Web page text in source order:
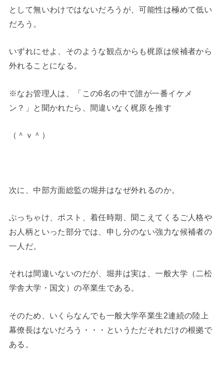
として無いわけではないだろうが、可能性は極めて低い
だろう。
いずれにせよ、そのような観点からも梶原は候補者から
外れることになる。
※なお管理人は、「この6名の中で誰が一番イケメ
ン？」と聞かれたら、間違いなく梶原を推す
（＾ｖ＾）
次に、中部方面総監の堀井はなぜ外れるのか。
ぶっちゃけ、ポスト、着任時期、聞こえてくるご人格や
お人柄といった部分では、申し分のない強力な候補者の
一人だ。
それは間違いないのだが、堀井は実は、一般大学（二松
学舎大学・国文）の卒業生である。
そのため、いくらなんでも一般大学卒業生2連続の陸上
幕僚長はないだろう・・・というただそれだけの根拠で
ある。